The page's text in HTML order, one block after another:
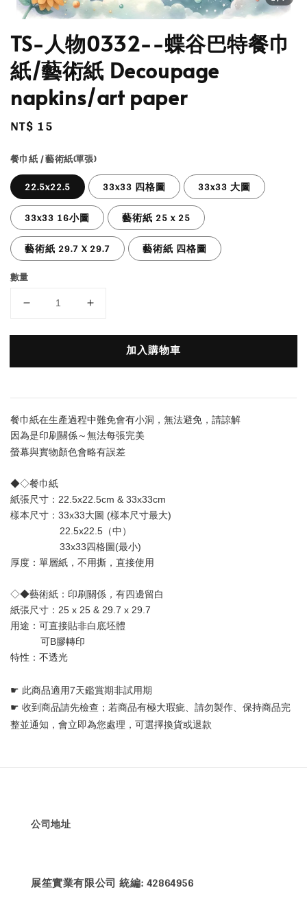
TS-人物0332--蝶谷巴特餐巾
紙/藝術紙 Decoupage
napkins/art paper
Regular
NT$ 15
餐巾紙 / 藝術紙(單張)
22.5x22.5 33x33 四格圖
33x33 大圖
33x33 16小圖
藝術紙 25 x 25
藝術紙 29.7 X 29.7
藝術紙 四格圖
數量
加入購物車
餐巾紙在生產過程中難免會有小洞，無法避免，請諒解
因為是印刷關係～無法每張完美
螢幕與實物顏色會略有誤差
◆◇餐巾紙
紙張尺寸：22.5x22.5cm & 33x33cm
樣本尺寸：33x33大圖 (樣本尺寸最大)
22.5x22.5（中）
33x33四格圖(最小)
厚度：單層紙 ，不用撕，直接使用
◇◆藝術紙：印刷關係，有四邊留白
紙張尺寸：25 x 25 & 29.7 x 29.7
用途：可直接貼非白底坯體
可B膠轉印
特性：不透光
☛ 此商品適用7天鑑賞期非試用期
☛ 收到商品請先檢查；若商品有極大瑕疵、請勿製作、保持商品完
整並通知，會立即為您處理，可選擇換貨或退款
公司地址
展笙實業有限公司 統編: 42864956